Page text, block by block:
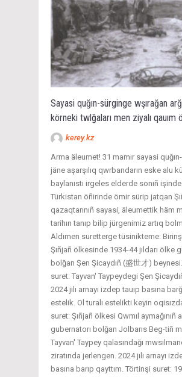
Sayasi quğın-sürginge wşırağan
körneki twlğaları men ziyalı qauım
kerey.kz
Arma äleumet! 31 mamır sayasi
jäne aşarşılıq qwrbandarın eske alu
baylanıstı irgeles elderde sonıñ işinde
Türkistan öñirinde ömir sürip jatqan
qazaqtarınıñ sayasi, äleumettik häm
tarihın tanıp bilip jürgenimiz artıq
Aldımen suretterge tüsinikteme:
Şıñjañ ölkesinde 1934-44 jıldarı ölke
bolğan Şen Şicaydıñ (盛世才)
suret: Tayvan' Taypeydegi Şen
2024 jılı arnayı izdep tauıp basına
estelik. Ol turalı estelikti keyin
suret: Şıñjañ ölkesi Qwmıl aymağınıñ
gubernatorı bolğan Jolbarıs Beg-tiñ
Tayvan' Taypey qalasındağı
ziratında jerlengen. 2024 jılı arnayı
basına barıp qayttım. Törtinşi suret: